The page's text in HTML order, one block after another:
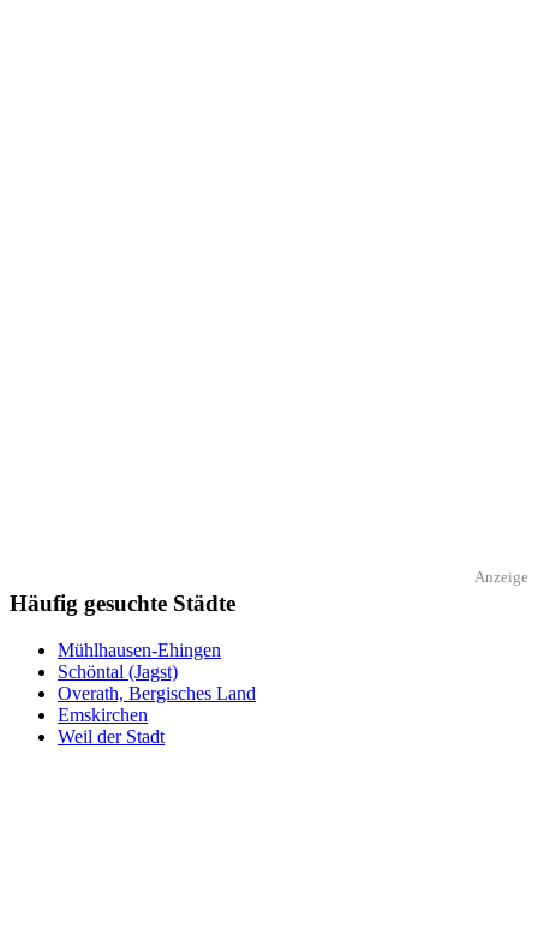
Anzeige
Häufig gesuchte Städte
Mühlhausen-Ehingen
Schöntal (Jagst)
Overath, Bergisches Land
Emskirchen
Weil der Stadt